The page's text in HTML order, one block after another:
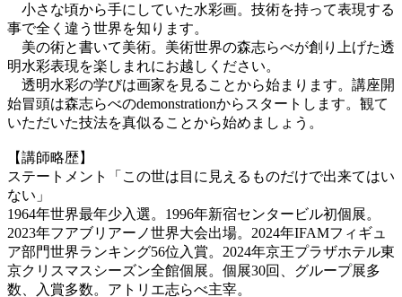
小さな頃から手にしていた水彩画。技術を持って表現する
事で全く違う世界を知ります。
美の術と書いて美術。美術世界の森志らべが創り上げた透
明水彩表現を楽しまれにお越しください。
透明水彩の学びは画家を見ることから始まります。講座開
始冒頭は森志らべのdemonstrationからスタートします。観て
いただいた技法を真似ることから始めましょう。
【講師略歴】
ステートメント「この世は目に見えるものだけで出来てはい
ない」
1964年世界最年少入選。1996年新宿センタービル初個展。
2023年フアブリアーノ世界大会出場。2024年IFAMフィギュ
ア部門世界ランキング56位入賞。2024年京王プラザホテル東
京クリスマスシーズン全館個展。個展30回、グループ展多
数、入賞多数。アトリエ志らべ主宰。